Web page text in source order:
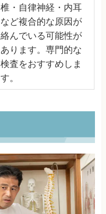
椎・自律神経・内耳
など複合的な原因が
絡んでいる可能性が
あります。専門的な
検査をおすすめしま
す。